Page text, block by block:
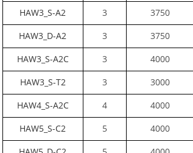
HAW3_S-A2
3 3750
HAW3_D-A2
3 3750
HAW3_S-A2C
3 4000
HAW3_S-T2
3 3000
HAW4_S-A2C
4 4000
HAW5_S-C2
5 4000